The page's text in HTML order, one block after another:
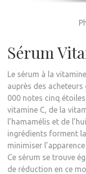
Sérum
Le sérum à la
auprès des acheteurs
000 notes cinq
vitamine C, de la
l’hamamélis et de
ingrédients forment
minimiser
Ce sérum se trouve
de réduction en ce